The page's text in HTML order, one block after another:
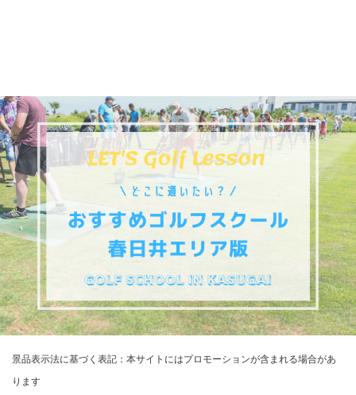
景品表示法に基づく表記：本サイトにはプロモーションが含まれる場合があ
ります